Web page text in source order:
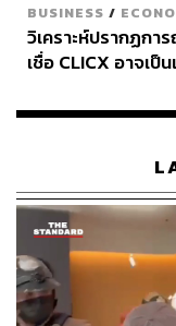
BUSINESS /
วิเคราะห์ปรากฏก
เชื่อ CLICX อาจเป็
เรือนไทยที่ถูกซุกไว้